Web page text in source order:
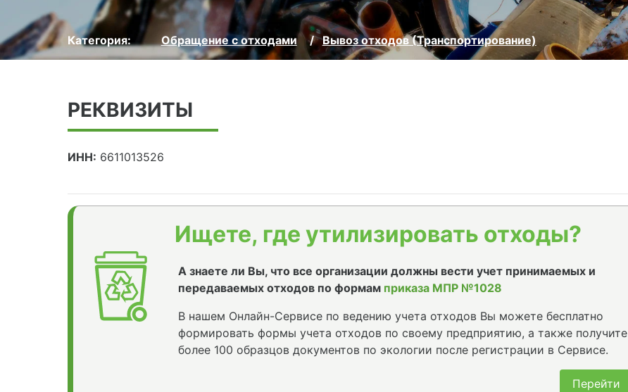
Категория: Обращение с отходами Вывоз отходов (Транспортирование)
РЕКВИЗИТЫ
ИНН: 6611013526
Ищете, где утилизировать отходы?
А знаете ли Вы, что все организации должны вести учет принимаемых и
передаваемых отходов по формам приказа МПР №1028
В нашем Онлайн-Сервисе по ведению учета отходов Вы можете бесплатно
формировать формы учета отходов по своему предприятию, а также получите
более 100 образцов документов по экологии после регистрации в Сервисе.
Перейти